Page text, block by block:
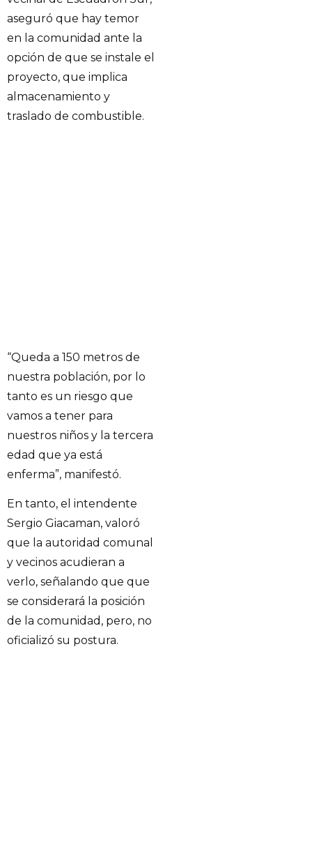
aseguró que hay temor
en la comunidad ante la
opción de que se instale el
proyecto, que implica
almacenamiento y
traslado de combustible.
“Queda a 150 metros de
nuestra población, por lo
tanto es un riesgo que
vamos a tener para
nuestros niños y la tercera
edad que ya está
enferma”, manifestó.
En tanto, el intendente
Sergio Giacaman, valoró
que la autoridad comunal
y vecinos acudieran a
verlo, señalando que que
se considerará la posición
de la comunidad, pero, no
oficializó su postura.